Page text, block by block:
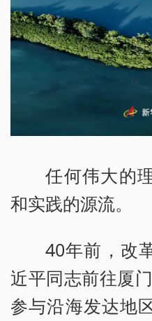
任何伟大的
和实践的源流。
40年前，改
近平同志前往厦
参与沿海发达地